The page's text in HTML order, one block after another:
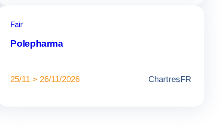
Fair
Polepharma
25/11 > 26/11/2026 Chartres
,FR